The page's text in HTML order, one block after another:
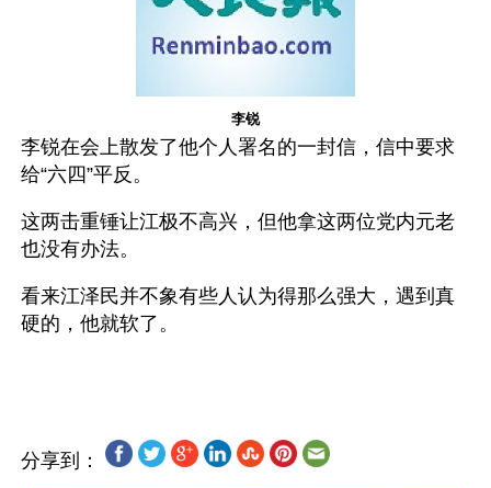
李锐
李锐在会上散发了他个人署名的一封信，信中要求
给“六四”平反。
这两击重锤让江极不高兴，但他拿这两位党内元老
也没有办法。
看来江泽民并不象有些人认为得那么强大，遇到真
硬的，他就软了。
分享到：